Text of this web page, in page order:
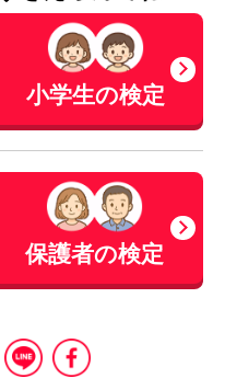
小学生の検定
保護者の検定